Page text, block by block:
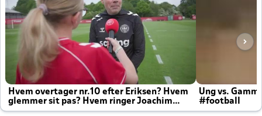
Hvem overtager nr.10 efter Eriksen? Hvem
glemmer sit pas? Hvem ringer Joachim
altid til efter kampe?
Ung vs.
#football